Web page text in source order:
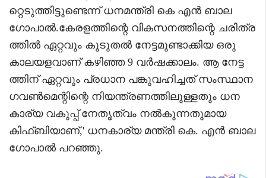
റ്റെടുത്തിട്ടുണ്ടെന്ന് ധനമന്ത്രി കെ എൻ ബാല
ഗോപാൽ.കേരളത്തിന്റെ വികസനത്തിന്റെ ചരിത്ര
ത്തിൽ ഏറ്റവും കൂടുതൽ നേട്ടമുണ്ടാക്കിയ ഒരു
കാലയളവാണ് കഴിഞ്ഞ 9 വർഷക്കാലം. ആ നേട്ട
ത്തിന് ഏറ്റവും പ്രധാന പങ്കുവഹിച്ചത് സംസ്ഥാന
ഗവൺമെന്റിന്റെ നിയന്ത്രണത്തിലുള്ളതും ധന
കാര്യ വകുപ്പ് നേതൃത്വം നൽകുന്നതുമായ
കിഫ്ബിയാണ്,' ധനകാര്യ മന്ത്രി കെ. എൻ ബാല
ഗോപാൽ പറഞ്ഞു.